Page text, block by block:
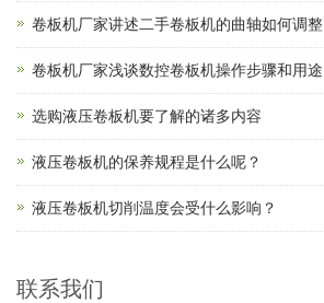
卷板机厂家讲述二手卷板机的曲轴如何调整
卷板机厂家浅谈数控卷板机操作步骤和用途
选购液压卷板机要了解的诸多内容
液压卷板机的保养规程是什么呢？
液压卷板机切削温度会受什么影响？
联系我们